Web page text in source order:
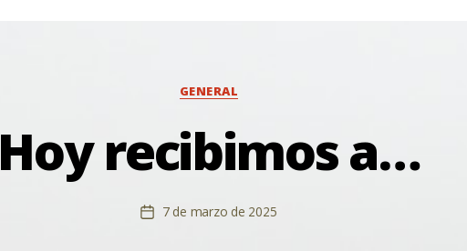
Categorías
GENERAL
Hoy recibimos a…
Fecha7 de marzo de 2025